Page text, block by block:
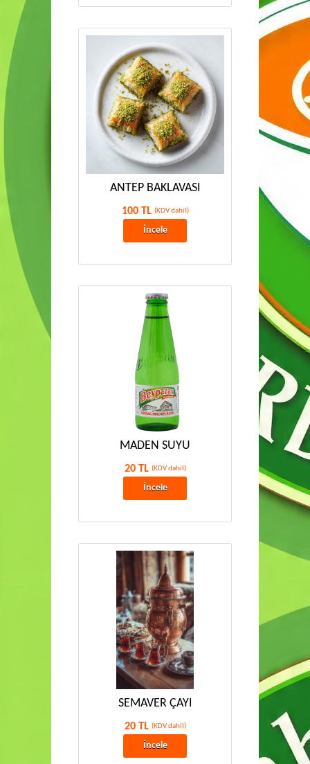
ANTEP BAKLAVASI
100 TL (KDV dahil)
İncele
MADEN SUYU
20 TL (KDV dahil)
İncele
SEMAVER ÇAYI
20 TL (KDV dahil)
İncele